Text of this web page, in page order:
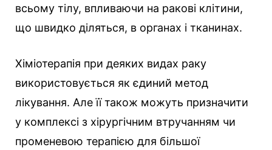
всьому тілу, впливаючи на ракові клітини,
що швидко діляться, в органах і тканинах.
Хіміотерапія при деяких видах раку
використовується як єдиний метод
лікування. Але її також можуть призначити
у комплексі з хірургічним втручанням чи
променевою терапією для більшої